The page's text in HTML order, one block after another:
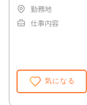
気になる
勤務地
仕事内容